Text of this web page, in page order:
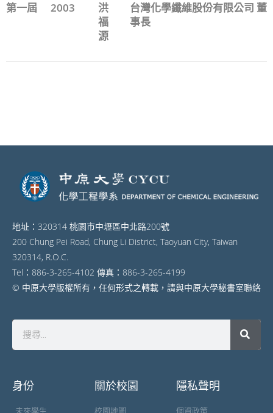
第一屆 2003
洪
福
源
台灣化學纖維股份有限公司 董
事長
地址：320314 桃園市中壢區中北路200號
200 Chung Pei Road, Chung Li District, Taoyuan City, Taiwan
320314, R.O.C.
Tel：886-3-265-4102 傳真：886-3-265-4199
© 中原大學版權所有，任何形式之轉載，請與中原大學秘書室聯絡
身份
未來學生
關於校園
校園地圖
隱私聲明
個資政策